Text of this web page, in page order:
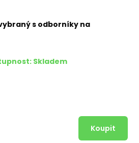
s odborníky na
Skladem